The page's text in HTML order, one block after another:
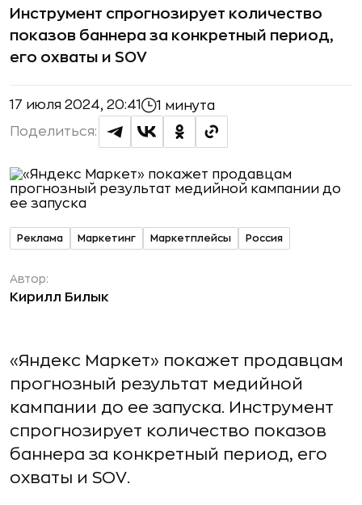
Инструмент спрогнозирует количество
показов баннера за конкретный период,
его охваты и SOV
17 июля 2024, 20:41 1 минута
Поделиться:
Реклама Маркетинг Маркетплейсы Россия
Автор:
Кирилл Билык
«Яндекс Маркет» покажет продавцам
прогнозный результат медийной
кампании до ее запуска. Инструмент
спрогнозирует количество показов
баннера за конкретный период, его
охваты и SOV.